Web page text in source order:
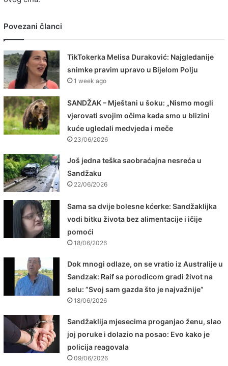
Povezani članci
TikTokerka Melisa Duraković: Najgledanije
snimke pravim upravo u Bijelom Polju
1 week ago
SANDŽAK – Mještani u šoku: „Nismo mogli
vjerovati svojim očima kada smo u blizini
kuće ugledali medvjeda i meče
23/06/2026
Još jedna teška saobraćajna nesreća u
Sandžaku
22/06/2026
Sama sa dvije bolesne kćerke: Sandžaklijka
vodi bitku života bez alimentacije i ičije
pomoći
18/06/2026
Dok mnogi odlaze, on se vratio iz Australije u
Sandzak: Raif sa porodicom gradi život na
selu: ”Svoj sam gazda što je najvažnije”
18/06/2026
Sandžaklija mjesecima proganjao ženu, slao
joj poruke i dolazio na posao: Evo kako je
policija reagovala
09/06/2026